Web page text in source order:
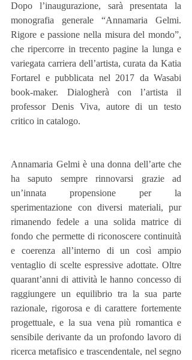
Dopo l’inaugurazione, sarà presentata la
monografia generale “Annamaria Gelmi.
Rigore e passione nella misura del mondo”,
che ripercorre in trecento pagine la lunga e
variegata carriera dell’artista, curata da Katia
Fortarel e pubblicata nel 2017 da Wasabi
book-maker. Dialogherà con l’artista il
professor Denis Viva, autore di un testo
critico in catalogo.
Annamaria Gelmi è una donna dell’arte che
ha saputo sempre rinnovarsi grazie ad
un’innata propensione per la
sperimentazione con diversi materiali, pur
rimanendo fedele a una solida matrice di
fondo che permette di riconoscere continuità
e coerenza all’interno di un così ampio
ventaglio di scelte espressive adottate. Oltre
quarant’anni di attività le hanno concesso di
raggiungere un equilibrio tra la sua parte
razionale, rigorosa e di carattere fortemente
progettuale, e la sua vena più romantica e
sensibile derivante da un profondo lavoro di
ricerca metafisico e trascendentale, nel segno